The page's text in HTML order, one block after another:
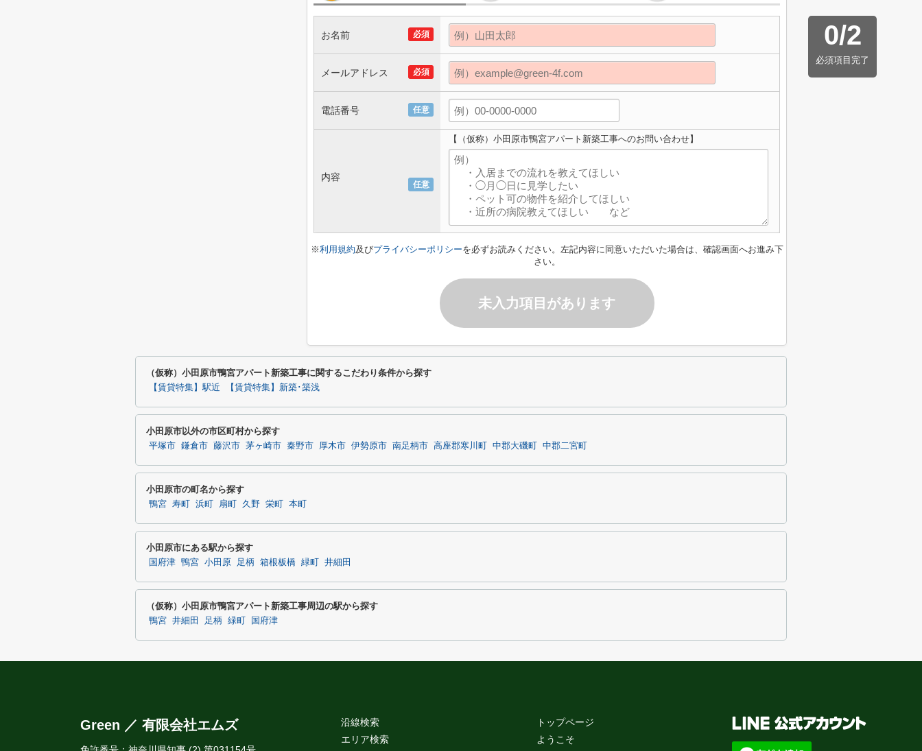
0/2
必須項目完了
必須
お名前
必須
メールアドレス
任意
電話番号
任意
内容
【（仮称）小田原市鴨宮アパート新築工事へのお問い合わせ】
※利用規約及びプライバシーポリシーを必ずお読みください。左記内容に同意いただいた場合は、確認画面へお進み下
さい。
未入力項目があります
（仮称）小田原市鴨宮アパート新築工事に関するこだわり条件から探す
【賃貸特集】駅近 【賃貸特集】新築･築浅
小田原市以外の市区町村から探す
平塚市 鎌倉市 藤沢市 茅ヶ崎市 秦野市 厚木市 伊勢原市 南足柄市 高座郡寒川町 中郡大磯町 中郡二宮町
小田原市の町名から探す
鴨宮 寿町 浜町 扇町 久野 栄町 本町
小田原市にある駅から探す
国府津 鴨宮 小田原 足柄 箱根板橋 緑町 井細田
（仮称）小田原市鴨宮アパート新築工事周辺の駅から探す
鴨宮 井細田 足柄 緑町 国府津
Green ／ 有限会社エムズ
沿線検索
エリア検索
トップページ
ようこそ